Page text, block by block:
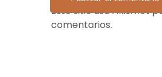
Este sitio usa Akismet
comentarios.